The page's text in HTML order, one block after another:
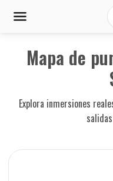
Mapa de
Explora inmersiones